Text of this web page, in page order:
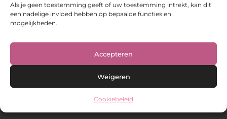
Als je geen toestemming geeft of uw toestemming intrekt, kan dit
een nadelige invloed hebben op bepaalde functies en
mogelijkheden.
Accepteren
Weigeren
Cookiebeleid
Bericht categorie
@2025 www.hot-spark.nl. All Right Reserved.